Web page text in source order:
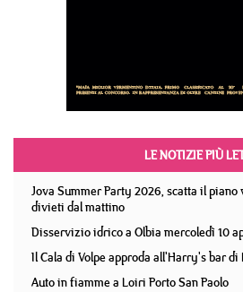
LE NOTIZIE PIÙ
Jova Summer Party 2026, scatta il
divieti dal mattino
Disservizio idrico a Olbia mercoledì 10
Il Cala di Volpe approda all'Harry's bar di
Auto in fiamme a Loiri Porto San Paolo